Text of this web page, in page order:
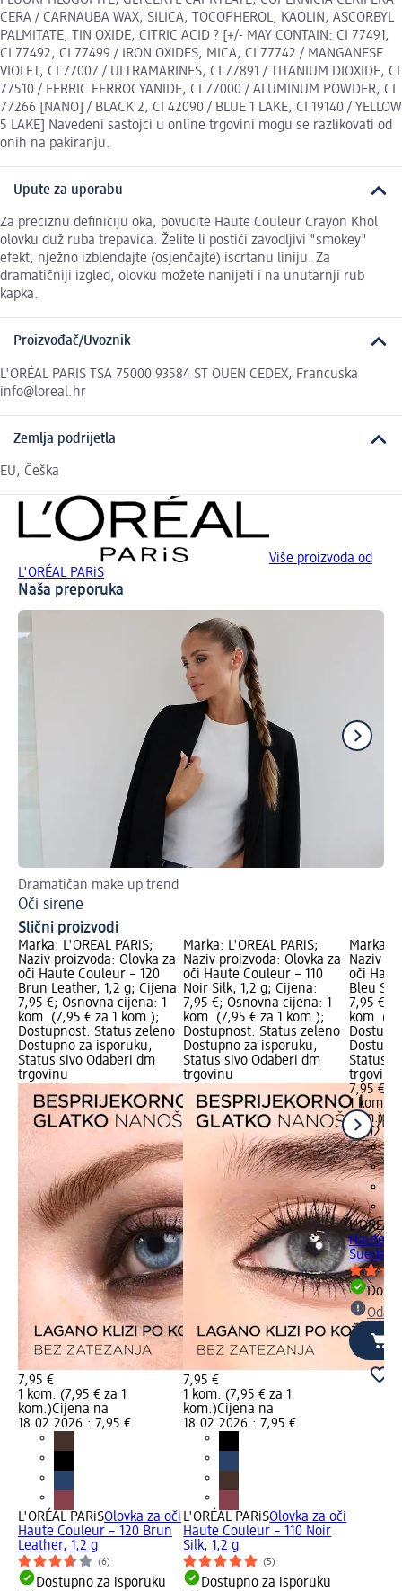
CERA / CARNAUBA WAX, SILICA, TOCOPHEROL, KAOLIN, ASCORBYL
PALMITATE, TIN OXIDE, CITRIC ACID ? [+/- MAY CONTAIN: CI 77491,
CI 77492, CI 77499 / IRON OXIDES, MICA, CI 77742 / MANGANESE
VIOLET, CI 77007 / ULTRAMARINES, CI 77891 / TITANIUM DIOXIDE, CI
77510 / FERRIC FERROCYANIDE, CI 77000 / ALUMINUM POWDER, CI
77266 [NANO] / BLACK 2, CI 42090 / BLUE 1 LAKE, CI 19140 / YELLOW
5 LAKE] Navedeni sastojci u online trgovini mogu se razlikovati od
onih na pakiranju.
Upute za uporabu
Za preciznu definiciju oka, povucite Haute Couleur Crayon Khol
olovku duž ruba trepavica. Želite li postići zavodljivi "smokey"
efekt, nježno izblendajte (osjenčajte) iscrtanu liniju. Za
dramatičniji izgled, olovku možete nanijeti i na unutarnji rub
kapka.
Proizvođač/Uvoznik
L'ORÉAL PARIS TSA 75000 93584 ST OUEN CEDEX, Francuska
info@loreal.hr
Zemlja podrijetla
EU, Češka
Više proizvoda od
L'ORÉAL PARiS
Naša preporuka
Dramatičan make up trend
Oči sirene
Slični proizvodi
Marka: L'ORÉAL PARiS;
Naziv proizvoda: Olovka za
oči Haute Couleur – 120
Brun Leather, 1,2 g; Cijena:
7,95 €; Osnovna cijena: 1
kom. (7,95 € za 1 kom.);
Dostupnost: Status zeleno
Dostupno za isporuku,
Status sivo Odaberi dm
trgovinu
7,95 €
1 kom. (7,95 € za 1
kom.)Cijena na
18.02.2026.: 7,95 €
L'ORÉAL PARiSOlovka za oči
Haute Couleur – 120 Brun
Leather, 1,2 g
(6)
Dostupno za isporuku
Marka: L'ORÉAL PARiS;
Naziv proizvoda: Olovka za
oči Haute Couleur – 110
Noir Silk, 1,2 g; Cijena:
7,95 €; Osnovna cijena: 1
kom. (7,95 € za 1 kom.);
Dostupnost: Status zeleno
Dostupno za isporuku,
Status sivo Odaberi dm
trgovinu
7,95 €
1 kom. (7,95 € za 1
kom.)Cijena na
18.02.2026.: 7,95 €
L'ORÉAL PARiSOlovka za oči
Haute Couleur – 110 Noir
Silk, 1,2 g
(5)
Dostupno za isporuku
Marka:
Naziv
oči
Bleu
7,95 €;
kom.
Status
trgovinu
7,95 €
1 kom.
kom.)
L'ORÉAL
Haute
Suede,